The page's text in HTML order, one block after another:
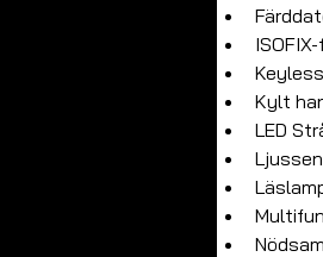
Kylt
LED